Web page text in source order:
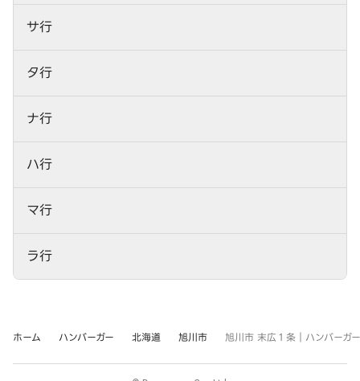
サ行
タ行
ナ行
ハ行
マ行
ラ行
ホーム ハンバーガー 北海道 旭川市 旭川市 末広１条｜ハンバーガ